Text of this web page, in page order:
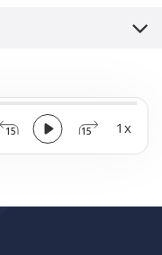
15 15 1x